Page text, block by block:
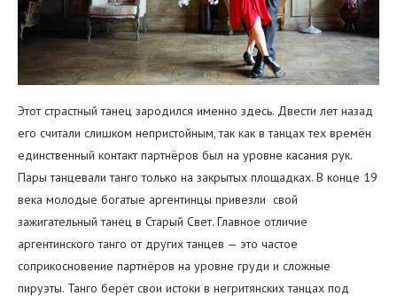
Этот страстный танец зародился именно здесь. Двести лет назад
его считали слишком непристойным, так как в танцах тех времён
единственный контакт партнёров был на уровне касания рук.
Пары танцевали танго только на закрытых площадках. В конце 19
века молодые богатые аргентинцы привезли свой
зажигательный танец в Старый Свет. Главное отличие
аргентинского танго от других танцев — это частое
соприкосновение партнёров на уровне груди и сложные
пируэты. Танго берёт свои истоки в негритянских танцах под